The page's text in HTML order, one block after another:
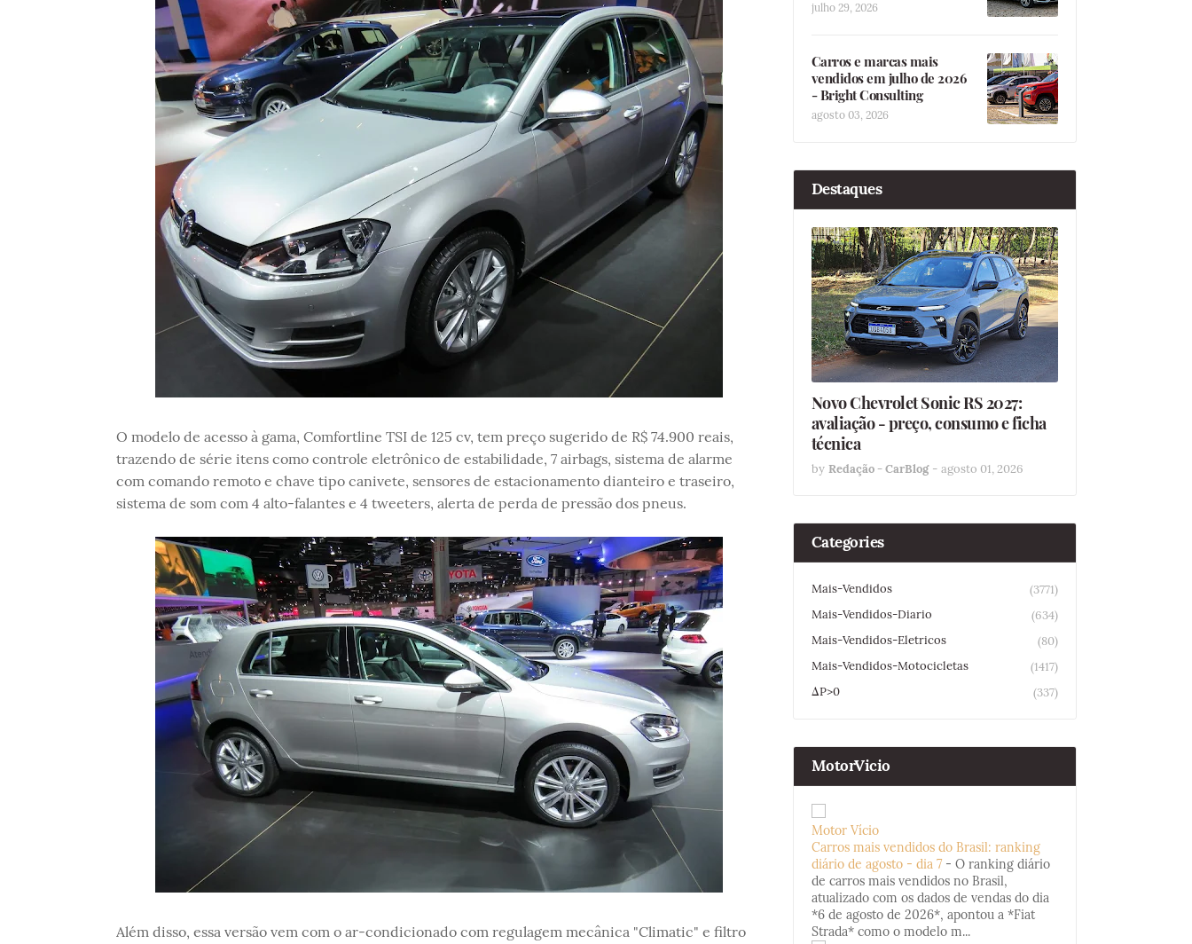
O modelo de acesso à gama, Comfortline TSI de 125 cv, tem preço sugerido de R$ 74.900 reais,
trazendo de série itens como controle eletrônico de estabilidade, 7 airbags, sistema de alarme
com comando remoto e chave tipo canivete, sensores de estacionamento dianteiro e traseiro,
sistema de som com 4 alto-falantes e 4 tweeters, alerta de perda de pressão dos pneus.
Além disso, essa versão vem com o ar-condicionado com regulagem mecânica "Climatic" e filtro
julho 29, 2026
Carros e marcas mais
vendidos em julho de 2026
- Bright Consulting
agosto 03, 2026
Destaques
Novo Chevrolet Sonic RS 2027:
avaliação - preço, consumo e ficha
técnica
by Redação - CarBlog - agosto 01, 2026
Categories
Mais-Vendidos
(3771)
Mais-Vendidos-Diario
(634)
Mais-Vendidos-Eletricos
(80)
Mais-Vendidos-Motocicletas
(1417)
ΔP>0
(337)
MotorVicio
Motor Vício
Carros mais vendidos do Brasil: ranking
diário de agosto - dia 7 - O ranking diário
de carros mais vendidos no Brasil,
atualizado com os dados de vendas do dia
*6 de agosto de 2026*, apontou a *Fiat
Strada* como o modelo m...